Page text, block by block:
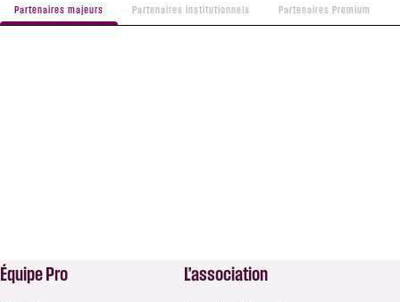
Partenaires majeurs Partenaires institutionnels Partenaires Premium
Équipe Pro L’association